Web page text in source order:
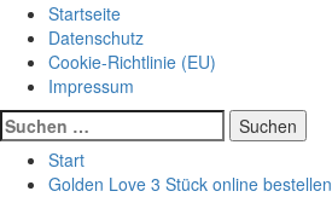
Startseite
Datenschutz
Cookie-Richtlinie (EU)
Impressum
Suchen
nach:
Start
Golden Love 3 Stück online bestellen